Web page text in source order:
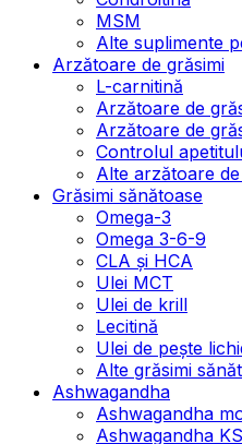
MSM
Alte suplimente
Arzătoare de grăsimi
L-carnitină
Arzătoare de
Arzătoare de
Controlul
Alte arzătoare
Grăsimi sănătoase
Omega-3
Omega 3-6-9
CLA şi HCA
Ulei MCT
Ulei de krill
Lecitină
Ulei de pește
Alte grăsimi
Ashwagandha
Ashwagandha
Ashwagandha